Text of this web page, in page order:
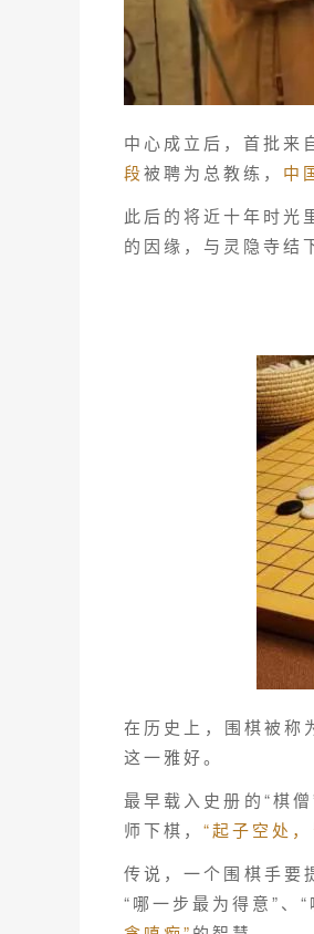
中心成立后，首批来
段被聘为总教练， 中
此后的将近十年时光
的因缘，与灵隐寺结
在历史上，围棋被称
这一雅好。
最早载入史册的“棋
师下棋， “起子空处
传说，一个围棋手要
“哪一步最为得意”、